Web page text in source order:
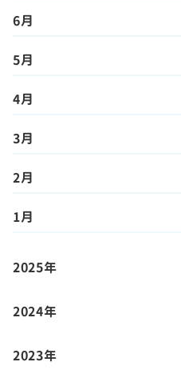
6月
5月
4月
3月
2月
1月
2025年
2024年
2023年